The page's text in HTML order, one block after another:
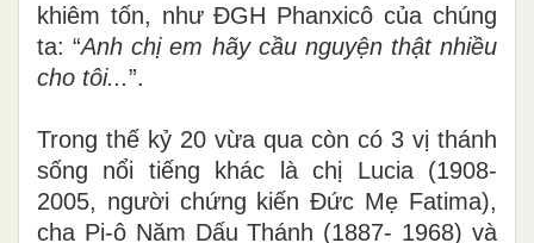
khiêm tốn, như ĐGH Phanxicô của chúng
ta: “Anh chị em hãy cầu nguyện thật nhiều
cho tôi...”.
Trong thế kỷ 20 vừa qua còn có 3 vị thánh
sống nổi tiếng khác là chị Lucia (1908-
2005, người chứng kiến Đức Mẹ Fatima),
cha Pi-ô Năm Dấu Thánh (1887- 1968) và